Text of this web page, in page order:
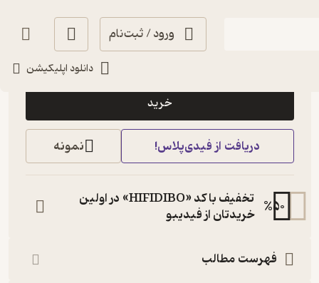
ورود / ثبت‌نام
دانلود اپلیکیشن
10,000تومان
خرید
دریافت از فیدی‌پلاس! نمونه
%50
تخفیف با کد «HIFIDIBO» در اولین
خریدتان از فیدیبو
فهرست مطالب